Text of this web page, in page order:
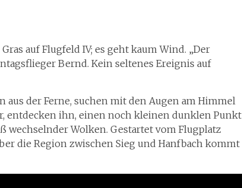
auf Flugfeld IV; es geht kaum Wind. „Der
Bernd. Kein seltenes Ereignis auf
aus der Ferne, suchen mit den Augen am Himmel
entdecken ihn, einen noch kleinen dunklen Punkt
wechselnder Wolken. Gestartet vom Flugplatz
die Region zwischen Sieg und Hanfbach kommt